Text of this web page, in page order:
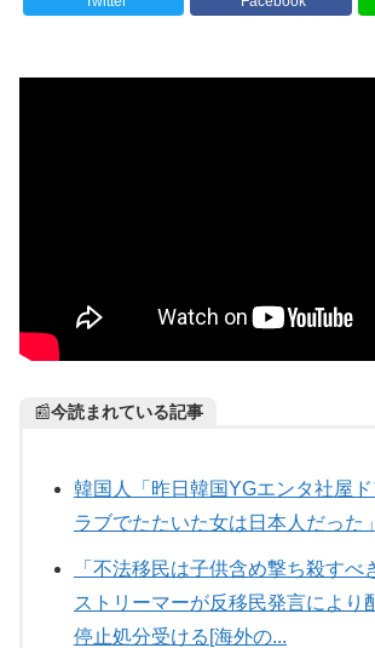
📰今読まれている記事
韓国人「昨日韓国YGエンタ社屋
ラブでたたいた女は日本人だった」
「不法移民は子供含め撃ち殺すべ
ストリーマーが反移民発言により
停止処分受ける[海外の...